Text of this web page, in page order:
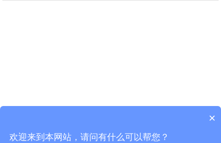
×
欢迎来到本网站，请问有什么可以帮您？